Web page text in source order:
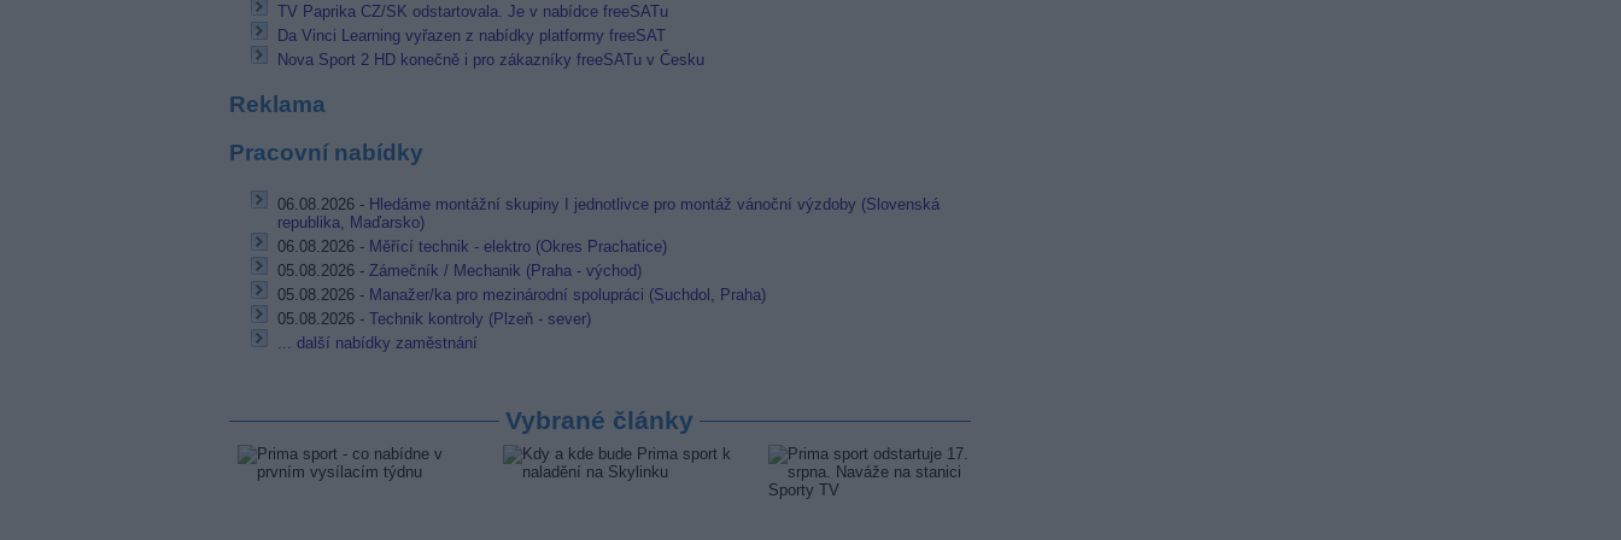
TV Paprika CZ/SK odstartovala. Je v nabídce freeSATu
Da Vinci Learning vyřazen z nabídky platformy freeSAT
Nova Sport 2 HD konečně i pro zákazníky freeSATu v Česku
Reklama
Pracovní nabídky
06.08.2026 - Hledáme montážní skupiny I jednotlivce pro montáž vánoční výzdoby (Slovenská
republika, Maďarsko)
06.08.2026 - Měřící technik - elektro (Okres Prachatice)
05.08.2026 - Zámečník / Mechanik (Praha - východ)
05.08.2026 - Manažer/ka pro mezinárodní spolupráci (Suchdol, Praha)
05.08.2026 - Technik kontroly (Plzeň - sever)
... další nabídky zaměstnání
Vybrané články